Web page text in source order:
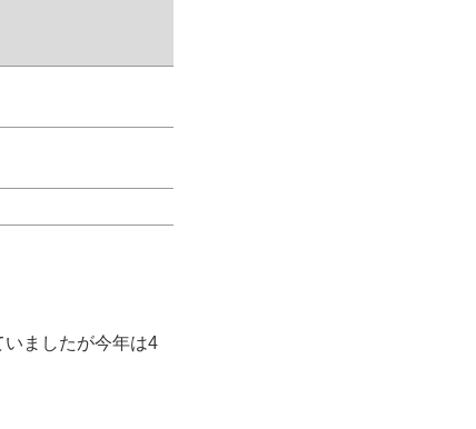
ましたが今年は4